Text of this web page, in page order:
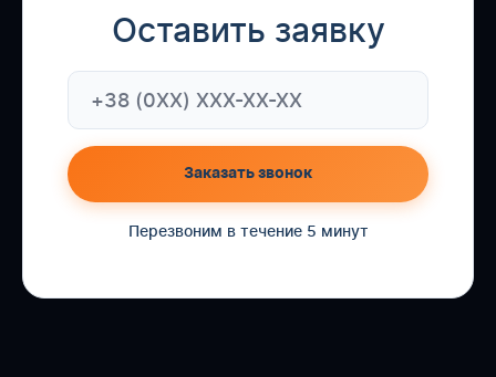
Оставить заявку
Заказать звонок
Перезвоним в течение 5 минут